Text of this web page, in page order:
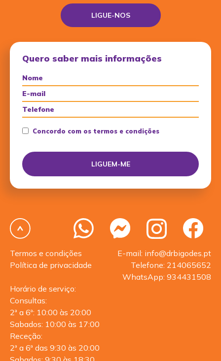
LIGUE-NOS
Quero saber mais informações
Concordo com os termos e condições
Termos e condições
Política de privacidade
E-mail: info@drbigodes.pt
Telefone: 214065652
WhatsApp: 934431508
Horário de serviço:
Consultas:
2ª a 6ª: 10:00 às 20:00
Sabados: 10:00 às 17:00
Receção:
2ª a 6ª das 9:30 às 20:00